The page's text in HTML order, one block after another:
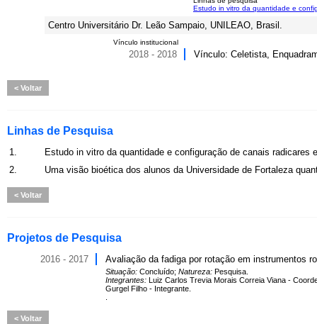
Estudo in vitro da quantidade e
Centro Universitário Dr. Leão Sampaio, UNILEAO, Brasil.
Vínculo institucional
2018 - 2018 Vínculo: Celetista,
Voltar
Linhas de Pesquisa
1.
Estudo in vitro da quantidade e configuração de canais radicares
2.
Uma visão bioética dos alunos da Universidade de Fortaleza
Voltar
Projetos de Pesquisa
2016 - 2017 Avaliação da fadiga por rotação em instrumentos
Situação: Concluído; Natureza: Pesquisa.
Integrantes: Luiz Carlos Trevia Morais Correia Viana -
Gurgel Filho - Integrante.
Voltar